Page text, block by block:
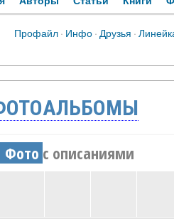
Профайл· Инфо·Друзья ·
Фото с описаниями